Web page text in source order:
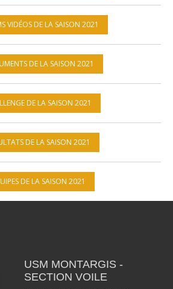
VIDÉOS DE LA SAISON 2021
DE LA SAISON 2021
DE LA SAISON 2021
DE LA SAISON 2021
DE LA SAISON 2021
USM MONTARGIS -
SECTION VOILE